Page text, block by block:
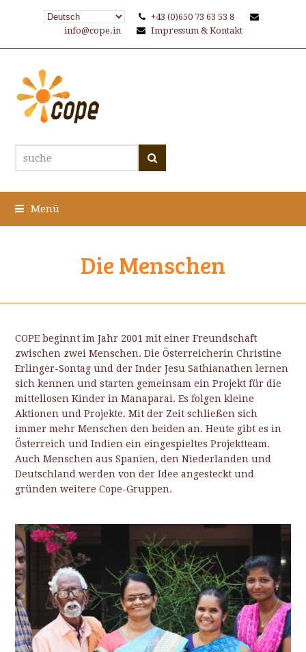
+43 (0)650 73 63 53 8
info@cope.in
Impressum & Kontakt
suche
Menü
Die Menschen
COPE beginnt im Jahr 2001 mit einer Freundschaft
zwischen zwei Menschen. Die Österreicherin Christine
Erlinger-Sontag und der Inder Jesu Sathianathen lernen
sich kennen und starten gemeinsam ein Projekt für die
mittellosen Kinder in Manaparai. Es folgen kleine
Aktionen und Projekte. Mit der Zeit schließen sich
immer mehr Menschen den beiden an. Heute gibt es in
Österreich und Indien ein eingespieltes Projektteam.
Auch Menschen aus Spanien, den Niederlanden und
Deutschland werden von der Idee angesteckt und
gründen weitere Cope-Gruppen.